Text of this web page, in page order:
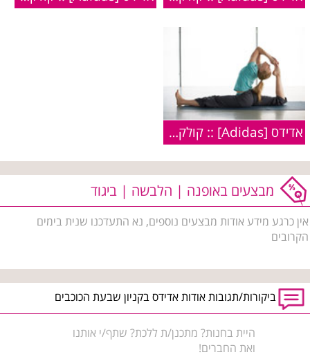
אדידס [Adidas] :: קולקציית הספורט לנשים :: חורף 2010
מבצעים באופנה | הלבשה | ביגוד
אין כרגע מידע אודות מבצעים נוספים, נא התעדכנו שנית בימים
הקרובים
ביקורות/תגובות אודות אדידס בקניון שבעת הכוכבים
היית בחנות? מתכנן/ת ללכת? שתף/י אותנו
ואת החברים!